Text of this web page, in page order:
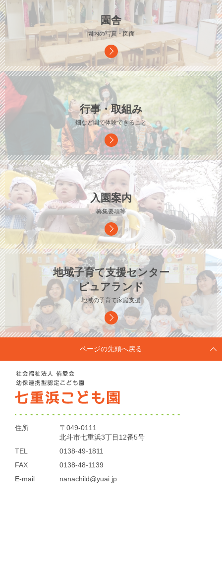
園舎
園内の写真・図面
行事・取組み
畑など園で体験できること
入園案内
募集要項等
地域子育て支援センター
ピュアランド
地域の子育て家庭支援
ページの先頭へ戻る
住所
〒049-0111
北斗市七重浜3丁目12番5号
TEL
0138-49-1811
FAX
0138-48-1139
E-mail
nanachild@yuai.jp